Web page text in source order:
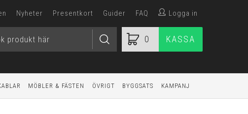
Nyheter Presentkort Guider FAQ Logga in
0 KASSA
MÖBLER & FÄSTEN ÖVRIGT BYGGSATS KAMPANJ